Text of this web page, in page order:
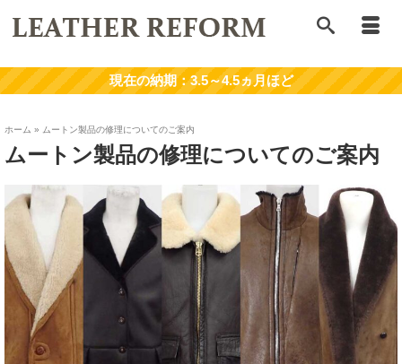
ホーム » ムートン製品の修理についてのご案内
ムートン製品の修理についてのご案内